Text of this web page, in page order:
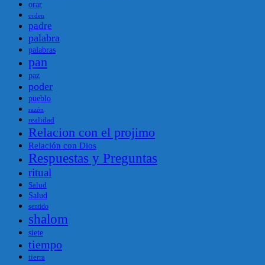
orar
orden
padre
palabra
palabras
pan
paz
poder
pueblo
razón
realidad
Relacion con el projimo
Relación con Dios
Respuestas y Preguntas
ritual
Salud
Salud
sentido
shalom
siete
tiempo
tierra